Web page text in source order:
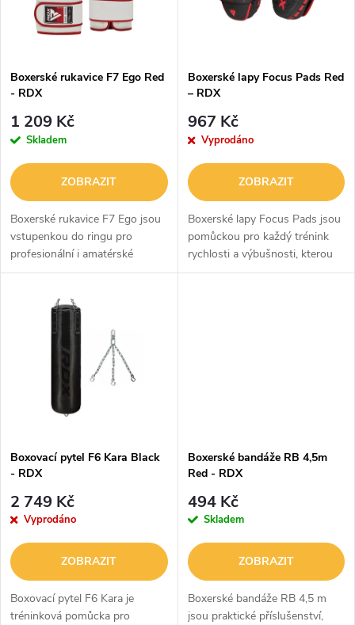
p
r
o
d
u
s
p
r
o
d
u
Boxerské rukavice F7 Ego Red
- RDX
1 209 Kč
Skladem
ZOBRAZIT
Boxerské rukavice F7 Ego jsou
vstupenkou do ringu pro
profesionální i amatérské
boxery a boxerky. Jejich design
maximální pohodlí i ochranu. O
Boxerské lapy Focus Pads Red
– RDX
967 Kč
Vyprodáno
ZOBRAZIT
Boxerské lapy Focus Pads jsou
pomůckou pro každý trénink
rychlosti a výbušnosti, kterou
ocení boxeři, MMA zápasníci a
Boxovací pytel F6 Kara Black
- RDX
2 749 Kč
Vyprodáno
ZOBRAZIT
Boxovací pytel F6 Kara je
tréninková pomůcka pro
Boxerské bandáže RB 4,5m
Red - RDX
494 Kč
Skladem
ZOBRAZIT
Boxerské bandáže RB 4,5 m
jsou praktické příslušenství,